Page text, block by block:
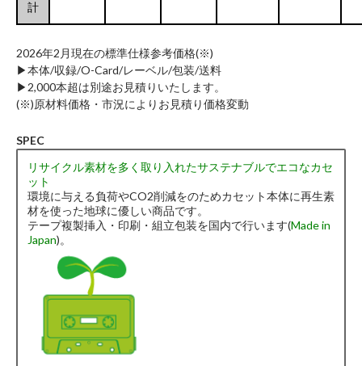
計
2026年2月現在の標準仕様参考価格(※)
▶︎本体/収録/O-Card/レーベル/包装/送料
▶︎2,000本超は別途お見積りいたします。
(※)原材料価格・市況によりお見積り価格変動
SPEC
リサイクル素材を多く取り入れたサステナブルでエコなカセ
ット
環境に与える負荷やCO2削減をのためカセット本体に再生素
材を使った地球に優しい商品です。
テープ複製挿入・印刷・組立包装を国内で行います(Made in
Japan)。